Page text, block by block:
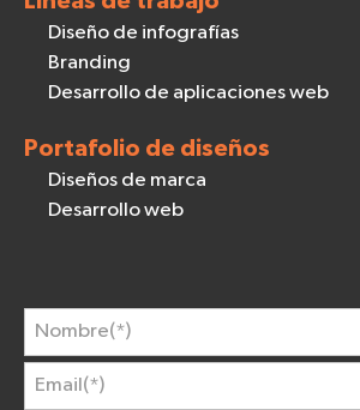
Diseño de infografías
Branding
Desarrollo de aplicaciones web
Portafolio de diseños
Diseños de marca
Desarrollo web